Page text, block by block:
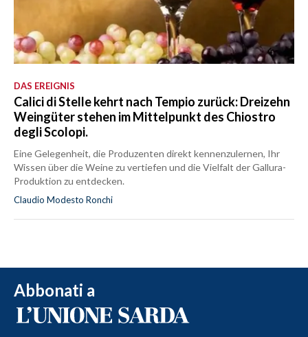
DAS EREIGNIS
Calici di Stelle kehrt nach Tempio zurück: Dreizehn
Weingüter stehen im Mittelpunkt des Chiostro
degli Scolopi.
Eine Gelegenheit, die Produzenten direkt kennenzulernen, Ihr
Wissen über die Weine zu vertiefen und die Vielfalt der Gallura-
Produktion zu entdecken.
Claudio Modesto Ronchi
Abbonati a